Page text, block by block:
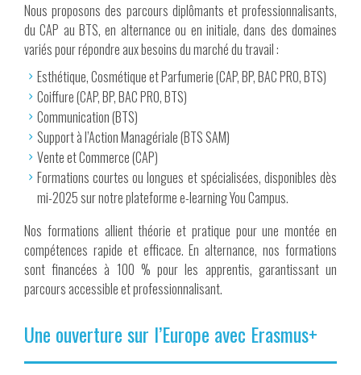
Nous proposons des parcours diplômants et professionnalisants,
du CAP au BTS, en alternance ou en initiale, dans des domaines
variés pour répondre aux besoins du marché du travail :
Esthétique, Cosmétique et Parfumerie (CAP, BP, BAC PRO, BTS)
Coiffure (CAP, BP, BAC PRO, BTS)
Communication (BTS)
Support à l’Action Managériale (BTS SAM)
Vente et Commerce (CAP)
Formations courtes ou longues et spécialisées, disponibles dès
mi-2025 sur notre plateforme e-learning You Campus.
Nos formations allient théorie et pratique pour une montée en
compétences rapide et efficace. En alternance, nos formations
sont financées à 100 % pour les apprentis, garantissant un
parcours accessible et professionnalisant.
Une ouverture sur l’Europe avec Erasmus+